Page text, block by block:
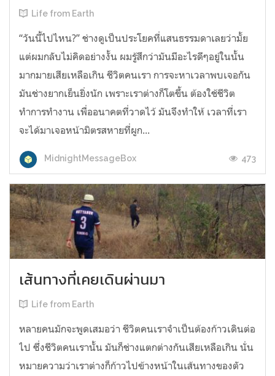
Life from Earth
“วันนี้ไปไหน?” ช่างดูเป็นประโยคที่แสนธรรมดาเลยว่ามั้ย
แต่ผมกลับไม่คิดอย่างงั้น ผมรู้สึกว่ามันมีอะไรดีๆอยู่ในนั้น
มากมายเสียเหลือเกิน ชีวิตคนเรา การจะหาเวลาพบเจอกัน
มันช่างยากเย็นยิ่งนัก เพราะเราต่างก็โตขึ้น ต้องใช้ชีวิต
ทำการทำงาน เพื่ออนาคตที่วาดไว้ มันจึงทำให้ เวลาที่เรา
จะได้มาเจอหน้ามิตรสหายที่ผูก...
MidnightMessageBox 473
เส้นทางที่เคยเดินผ่านมา
Life from Earth
หลายคนมักจะพูดเสมอว่า ชีวิตคนเราจำเป็นต้องก้าวเดินต่อ
ไป ซึ่งชีวิตคนเรานั้น มันก็ช่างแตกต่างกันเสียเหลือเกิน นั่น
หมายความว่าเราต่างก็ก้าวไปข้างหน้าในเส้นทางของตัว